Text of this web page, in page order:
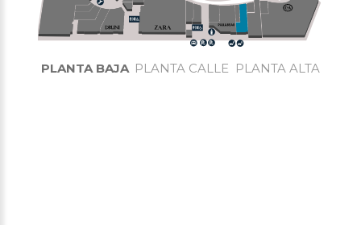
PLANTA BAJA PLANTA CALLE PLANTA ALTA